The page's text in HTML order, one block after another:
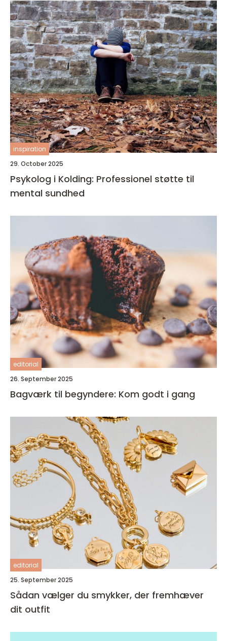
inspiration
29. October 2025
Psykolog i Kolding: Professionel støtte til
mental sundhed
editorial
26. September 2025
Bagværk til begyndere: Kom godt i gang
editorial
25. September 2025
Sådan vælger du smykker, der fremhæver
dit outfit